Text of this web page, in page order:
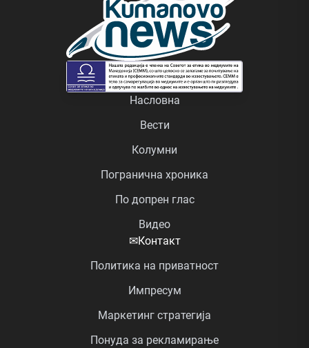
Насловна
Вести
Колумни
Погранична хроника
По допрен глас
Видео
✉Контакт
Политика на приватност
Импресум
Маркетинг стратегија
Понуда за рекламирање